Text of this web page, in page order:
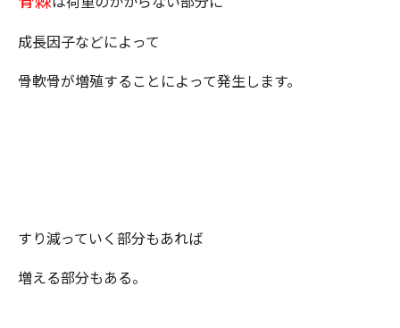
成長因子などによって
骨軟骨が増殖することによって発生します。
すり減っていく部分もあれば
増える部分もある。